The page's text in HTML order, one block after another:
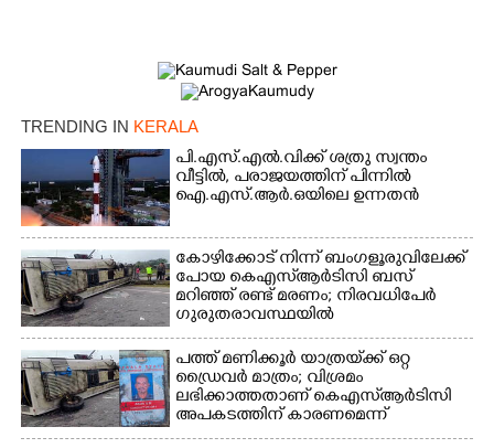
TRENDING IN KERALA
പി.എസ്.എൽ.വിക്ക് ശത്രു സ്വന്തം
വീട്ടിൽ,​ പരാജയത്തിന് പിന്നിൽ
ഐ.എസ്.ആർ.ഒയിലെ ഉന്നതൻ
കോഴിക്കോട് നിന്ന് ബംഗളൂരുവിലേക്ക്
പോയ കെഎസ്‌ആർടിസി ബസ്
മറിഞ്ഞ് രണ്ട് മരണം; നിരവധിപേർ
ഗുരുതരാവസ്ഥയിൽ
പത്ത് മണിക്കൂർ യാത്രയ്‌ക്ക് ഒറ്റ
ഡ്രൈവർ മാത്രം; വിശ്രമം
ലഭിക്കാത്തതാണ് കെഎസ്‌ആർടിസി
അപകടത്തിന് കാരണമെന്ന്
വിമർശനം